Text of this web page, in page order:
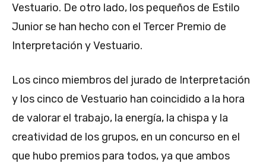
Vestuario. De otro lado, los pequeños de Estilo
Junior se han hecho con el Tercer Premio de
Interpretación y Vestuario.
Los cinco miembros del jurado de Interpretación
y los cinco de Vestuario han coincidido a la hora
de valorar el trabajo, la energía, la chispa y la
creatividad de los grupos, en un concurso en el
que hubo premios para todos, ya que ambos